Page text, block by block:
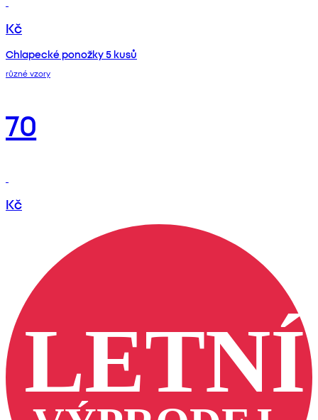
Kč
Chlapecké ponožky 5 kusů
různé vzory
70
Kč